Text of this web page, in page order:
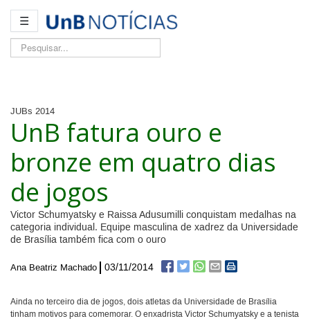
☰
Pesquisar...
JUBs 2014
UnB fatura ouro e
bronze em quatro dias
de jogos
Victor Schumyatsky e Raissa Adusumilli conquistam medalhas na
categoria individual. Equipe masculina de xadrez da Universidade
de Brasília também fica com o ouro
Ana Beatriz Machado 03/11/2014
Ainda no terceiro dia de jogos, dois atletas da Universidade de Brasília
tinham motivos para comemorar. O enxadrista Victor Schumyatsky e a tenista